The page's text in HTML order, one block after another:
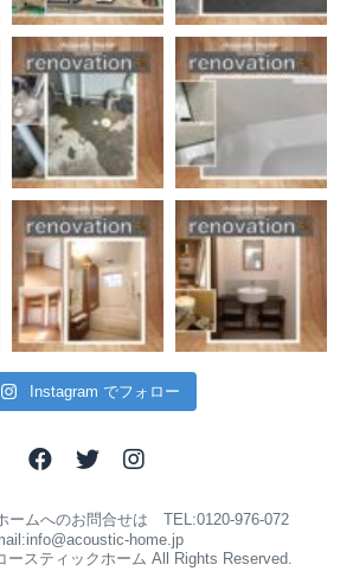
Instagram でフォロー
ームへのお問合せは TEL:0120-976-072
home.jp
ースティックホーム All Rights Reserved.